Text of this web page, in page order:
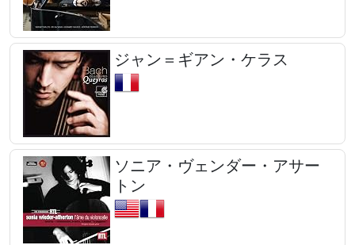
ジャン＝ギアン・ケラス
ソニア・ヴェンダー・アサー
トン